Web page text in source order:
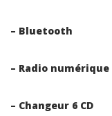
– Bluetooth
– Radio numérique
– Changeur 6 CD